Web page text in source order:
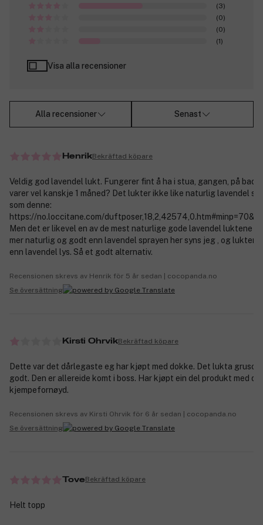
(3)
(0)
(0)
(1)
Visa alla recensioner
Alla recensioner Senast
HenrikBekräftad köpare
Veldig god lavendel lukt. Fungerer fint å ha i stua, gangen, på
varer vel kanskje 1 måned? Det lukter ikke like naturlig lavendel
som denne:
https://no.loccitane.com/
Men det er likevel en av de mest naturlige gode lavendel luktene
mer naturlig og godt enn lavendel sprayen her syns jeg , og lukter
enn lavendel lys. Så et godt alternativ.
Recensionen skrevs av Henrik för 5 år sedan | cocopanda.no
Se översättning
Kirsti OhrvikBekräftad köpare
Dette var det dårlegaste eg har kjøpt med dokke. Det lukta
godt. Den er allereide komt i boss. Har kjøpt ein del produkt med
kjempefornøyd.
Recensionen skrevs av Kirsti Ohrvik för 6 år sedan | cocopanda.no
Se översättning
ToveBekräftad köpare
Helt topp